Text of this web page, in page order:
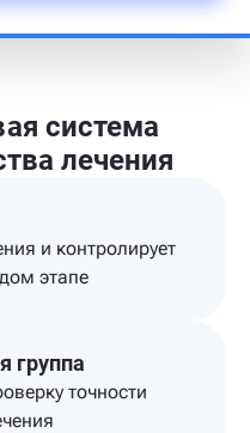
система
лечения
и контролирует
этапе
группа
точности